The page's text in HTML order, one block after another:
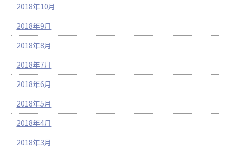
2018年10月
2018年9月
2018年8月
2018年7月
2018年6月
2018年5月
2018年4月
2018年3月